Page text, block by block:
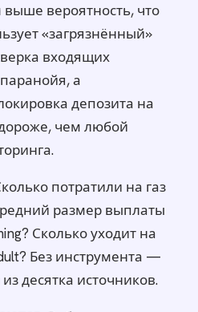
выше вероятность, что
«загрязнённый»
входящих
а
депозита на
чем любой
потратили на газ
размер выплаты
Сколько уходит на
Без инструмента —
десятка источников.